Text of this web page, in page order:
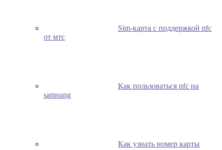
Sim-карта с поддержкой nfc
от мтс
Как пользоваться nfc на
samsung
Как узнать номер карты